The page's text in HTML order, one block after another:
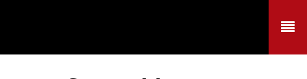
Rückenmassage / Hot-